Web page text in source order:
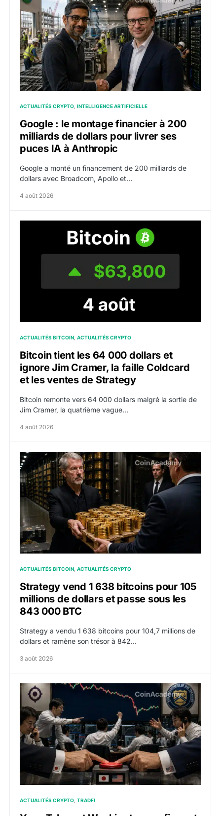
ACTUALITÉS CRYPTO INTELLIGENCE ARTIFICIELLE
Google : le montage financier à 200
milliards de dollars pour livrer ses
puces IA à Anthropic
Google a monté un financement de 200 milliards de
dollars avec Broadcom, Apollo et…
4 août 2026
Bitcoin tient les 64 000 dollars et ignore Jim
ACTUALITÉS BITCOIN ACTUALITÉS CRYPTO
Bitcoin tient les 64 000 dollars et
ignore Jim Cramer, la faille Coldcard
et les ventes de Strategy
Bitcoin remonte vers 64 000 dollars malgré la sortie de
Jim Cramer, la quatrième vague…
4 août 2026
Strategy vend 1 638 bitcoins pour 105 millions de
ACTUALITÉS BITCOIN ACTUALITÉS CRYPTO
Strategy vend 1 638 bitcoins pour 105
millions de dollars et passe sous les
843 000 BTC
Strategy a vendu 1 638 bitcoins pour 104,7 millions de
dollars et ramène son trésor à 842…
3 août 2026
Yen : Tokyo et Washington confirment une
ACTUALITÉS CRYPTO TRADFI